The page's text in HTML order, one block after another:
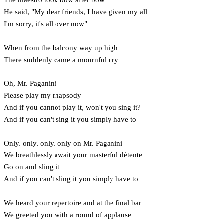
He said, "My dear friends, I have given my all
I'm sorry, it's all over now"
When from the balcony way up high
There suddenly came a mournful cry
Oh, Mr. Paganini
Please play my rhapsody
And if you cannot play it, won't you sing it?
And if you can't sing it you simply have to
Only, only, only, only on Mr. Paganini
We breathlessly await your masterful détente
Go on and sling it
And if you can't sling it you simply have to
We heard your repertoire and at the final bar
We greeted you with a round of applause